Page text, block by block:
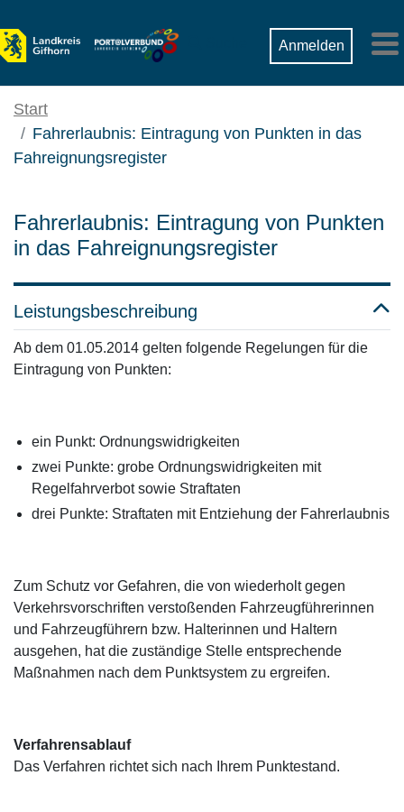
Anmelden
Start
Fahrerlaubnis: Eintragung von Punkten in das
Fahreignungsregister
Fahrerlaubnis: Eintragung von Punkten
in das Fahreignungsregister
Leistungsbeschreibung
Ab dem 01.05.2014 gelten folgende Regelungen für die
Eintragung von Punkten:
ein Punkt: Ordnungswidrigkeiten
zwei Punkte: grobe Ordnungswidrigkeiten mit
Regelfahrverbot sowie Straftaten
drei Punkte: Straftaten mit Entziehung der Fahrerlaubnis
Zum Schutz vor Gefahren, die von wiederholt gegen
Verkehrsvorschriften verstoßenden Fahrzeugführerinnen
und Fahrzeugführern bzw. Halterinnen und Haltern
ausgehen, hat die zuständige Stelle entsprechende
Maßnahmen nach dem Punktsystem zu ergreifen.
Verfahrensablauf
Das Verfahren richtet sich nach Ihrem Punktestand.